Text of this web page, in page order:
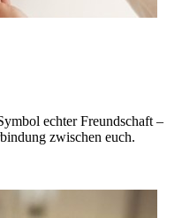
echter Freundschaft –
zwischen euch.